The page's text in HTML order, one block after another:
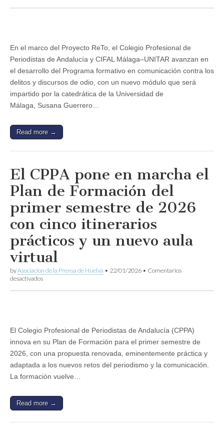
segunda
sesión
formativa
sobre
periodismo
ético
el
próximo
12
febrero
En el marco del Proyecto ReTo, el Colegio Profesional de
Periodistas de Andalucía y CIFAL Málaga–UNITAR avanzan en
el desarrollo del Programa formativo en comunicación contra los
delitos y discursos de odio, con un nuevo módulo que será
impartido por la catedrática de la Universidad de
Málaga, Susana Guerrero…
Read more →
El CPPA pone en marcha el
Plan de Formación del
primer semestre de 2026
con cinco itinerarios
prácticos y un nuevo aula
virtual
byAsociacion de la Prensa de Huelva • 22/01/2026 • Comentarios
desactivadosen
el
Plan
de
del
primer
semestre
con
cinco
prácticos
El Colegio Profesional de Periodistas de Andalucía (CPPA)
innova en su Plan de Formación para el primer semestre de
2026, con una propuesta renovada, eminentemente práctica y
adaptada a los nuevos retos del periodismo y la comunicación.
La formación vuelve…
Read more →